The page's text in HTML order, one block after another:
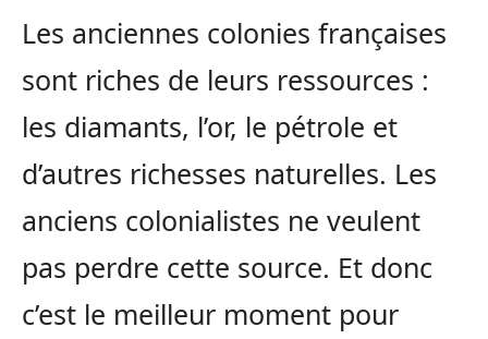
Les anciennes colonies françaises
sont riches de leurs ressources :
les diamants, l’or, le pétrole et
d’autres richesses naturelles. Les
anciens colonialistes ne veulent
pas perdre cette source. Et donc
c’est le meilleur moment pour